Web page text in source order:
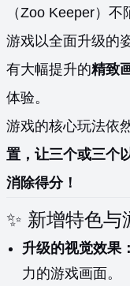
（Zoo Keeper）
游戏以全面升级的
有大幅提升的精致
体验。
游戏的核心玩法依
置，让三个或三个
消除得分！
✨ 新增特色与
升级的视觉效果：
力的游戏画面。